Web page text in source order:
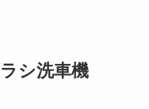
シ洗車機